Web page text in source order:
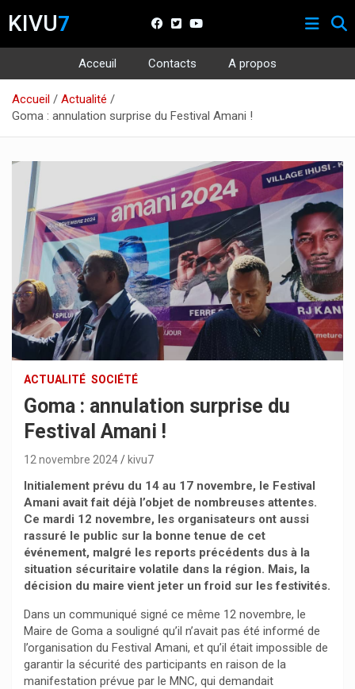
KIVU7
Acceuil Contacts
A propos
contenu
Accueil
Actualité
Goma : annulation surprise du Festival Amani !
ACTUALITÉ SOCIÉTÉ
Goma : annulation surprise du
Festival Amani !
12 novembre 2024 kivu7
Initialement prévu du 14 au 17 novembre, le Festival
Amani avait fait déjà l’objet de nombreuses attentes.
Ce mardi 12 novembre, les organisateurs ont aussi
rassuré le public sur la bonne tenue de cet
événement, malgré les reports précédents dus à la
situation sécuritaire volatile dans la région. Mais, la
décision du maire vient jeter un froid sur les festivités.
Dans un communiqué signé ce même 12 novembre, le
Maire de Goma a souligné qu’il n’avait pas été informé de
l’organisation du Festival Amani, et qu’il était impossible de
garantir la sécurité des participants en raison de la
manifestation prévue par le MNC, qui demandait